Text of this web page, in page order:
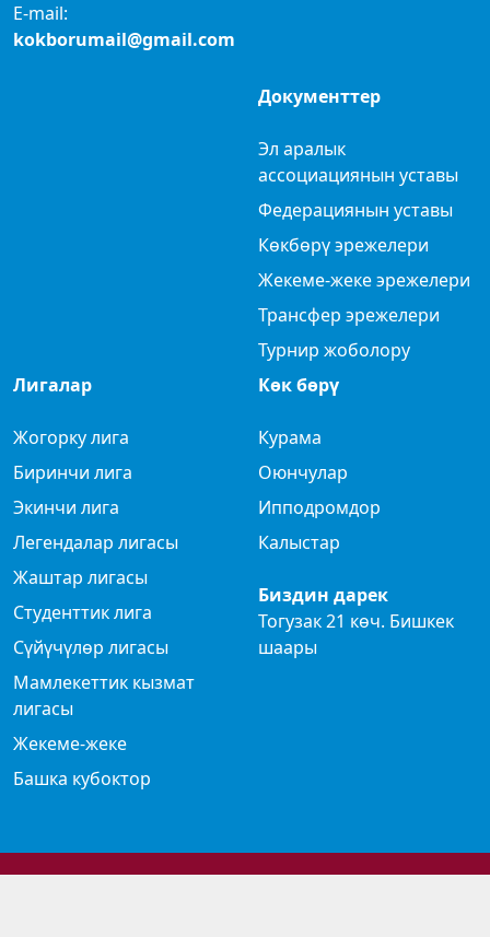
E-mail:
kokborumail@gmail.com
Документтер
Эл аралык
ассоциациянын уставы
Федерациянын уставы
Көкбөрү эрежелери
Жекеме-жеке эрежелери
Трансфер эрежелери
Турнир жоболору
Лигалар
Жогорку лига
Биринчи лига
Экинчи лига
Легендалар лигасы
Жаштар лигасы
Студенттик лига
Сүйүчүлөр лигасы
Мамлекеттик кызмат
лигасы
Жекеме-жеке
Башка кубоктор
Көк бөрү
Курама
Оюнчулар
Ипподромдор
Калыстар
Биздин дарек
Тогузак 21 көч. Бишкек
шаары